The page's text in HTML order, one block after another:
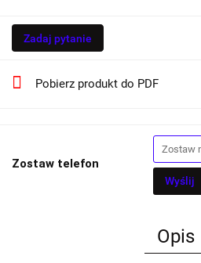
Zadaj pytanie
Pobierz produkt do PDF
Zostaw telefon
Wyślij
Opis